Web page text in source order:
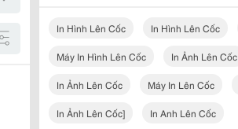
In Hình Lên Cốc In Hình Lên Cốc
Máy In Hình Lên Cốc In Ảnh Lên Cốc
In Ảnh Lên Cốc Máy In Lên Cốc
In Ảnh Lên Cốc] In Anh Lên Cốc